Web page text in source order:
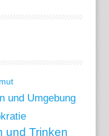
und Umgebung
und Trinken